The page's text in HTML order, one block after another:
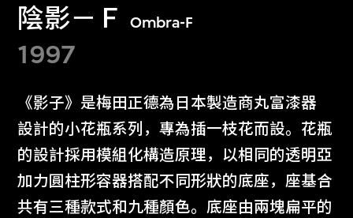
陰影－Ｆ Ombra-F
1997
《影子》是梅田正德為日本製造商丸富漆器
設計的小花瓶系列，專為插一枝花而設。花瓶
的設計採用模組化構造原理，以相同的透明亞
加力圓柱形容器搭配不同形狀的底座，座基合
共有三種款式和九種顏色。底座由兩塊扁平的